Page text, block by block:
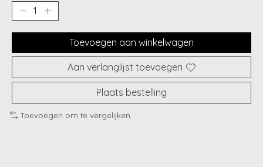
Toevoegen aan winkelwagen
Aan verlanglijst toevoegen
Plaats bestelling
Toevoegen om te vergelijken